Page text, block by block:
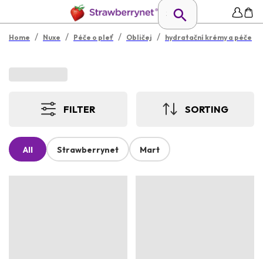
Home / Nuxe / Péče o pleť / Obličej / hydratační krémy a péče
FILTER SORTING
All Strawberrynet Mart